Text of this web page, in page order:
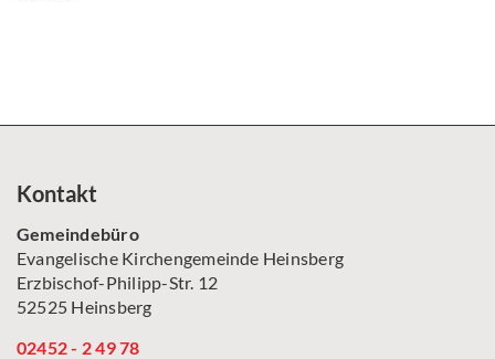
Kontakt
Gemeindebüro
Evangelische Kirchengemeinde Heinsberg
Erzbischof-Philipp-Str. 12
52525 Heinsberg
02452 - 2 49 78